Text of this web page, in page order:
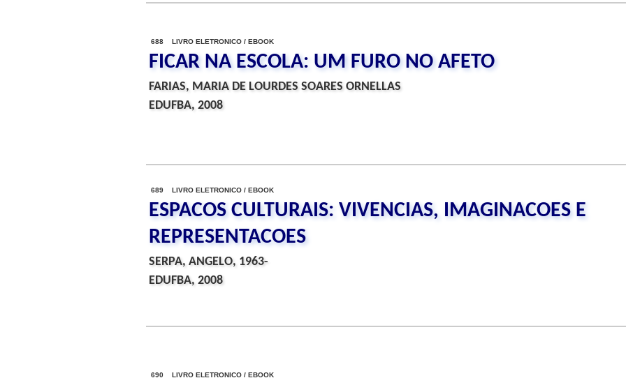
688 LIVRO ELETRONICO / EBOOK
FICAR NA ESCOLA: UM FURO NO AFETO
FARIAS, MARIA DE LOURDES SOARES ORNELLAS
EDUFBA, 2008
689 LIVRO ELETRONICO / EBOOK
ESPACOS CULTURAIS: VIVENCIAS, IMAGINACOES E
REPRESENTACOES
SERPA, ANGELO, 1963-
EDUFBA, 2008
690 LIVRO ELETRONICO / EBOOK